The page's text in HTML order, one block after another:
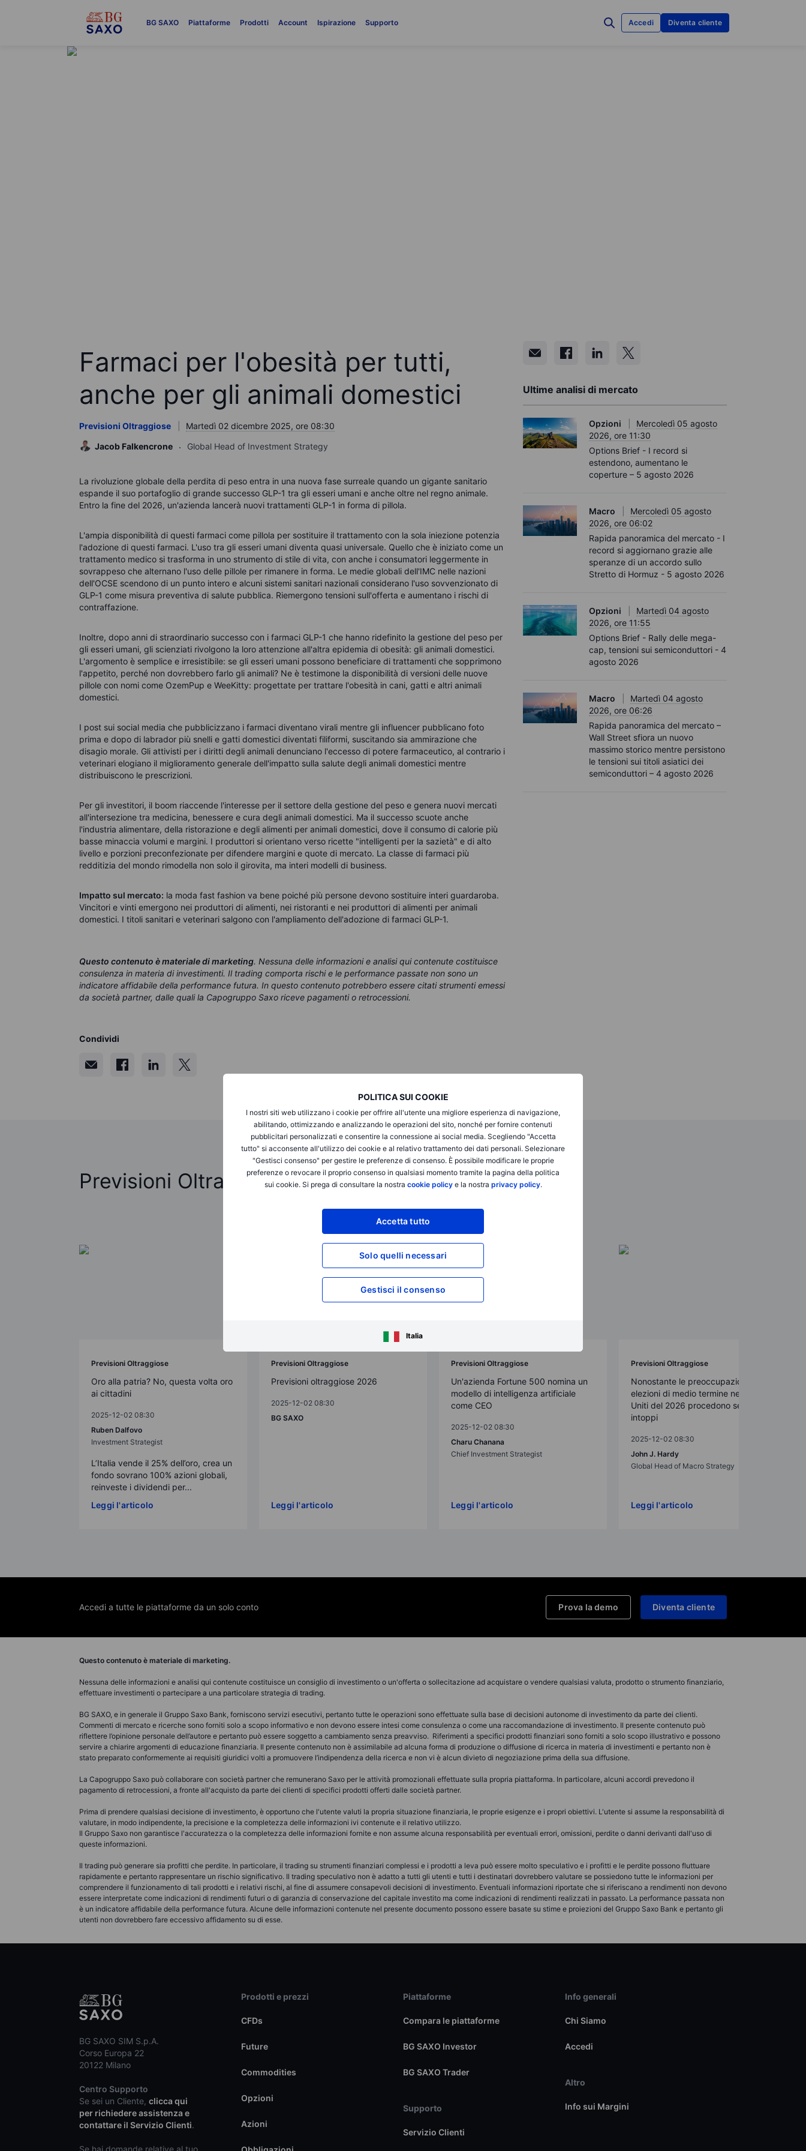
BG SAXO Piattaforme Prodotti Account Ispirazione Supporto Accedi Diventa cliente
POLITICA SUI COOKIE
I nostri siti web utilizzano i cookie per offrire all'utente una migliore esperienza di navigazione,
abilitando, ottimizzando e analizzando le operazioni del sito, nonché per fornire contenuti
pubblicitari personalizzati e consentire la connessione ai social media. Scegliendo "Accetta
tutto" si acconsente all'utilizzo dei cookie e al relativo trattamento dei dati personali. Selezionare
"Gestisci consenso" per gestire le preferenze di consenso. È possibile modificare le proprie
preferenze o revocare il proprio consenso in qualsiasi momento tramite la pagina della politica
sui cookie. Si prega di consultare la nostra cookie policye la nostra privacy policy.
Accetta tutto
Solo quelli necessari
Gestisci il consenso
Italia
Farmaci per l'obesità per tutti,
anche per gli animali domestici
Previsioni Oltraggiose
Martedì 02 dicembre 2025, ore 08:30
Jacob Falkencrone
Global Head of Investment Strategy
La rivoluzione globale della perdita di peso entra in una nuova fase surreale quando un gigante sanitario
espande il suo portafoglio di grande successo GLP-1 tra gli esseri umani e anche oltre nel regno animale.
Entro la fine del 2026, un'azienda lancerà nuovi trattamenti GLP-1 in forma di pillola.
L'ampia disponibilità di questi farmaci come pillola per sostituire il trattamento con la sola iniezione potenzia
l'adozione di questi farmaci. L'uso tra gli esseri umani diventa quasi universale. Quello che è iniziato come un
trattamento medico si trasforma in uno strumento di stile di vita, con anche i consumatori leggermente in
sovrappeso che alternano l'uso delle pillole per rimanere in forma. Le medie globali dell'IMC nelle nazioni
dell'OCSE scendono di un punto intero e alcuni sistemi sanitari nazionali considerano l'uso sovvenzionato di
GLP-1 come misura preventiva di salute pubblica. Riemergono tensioni sull'offerta e aumentano i rischi di
contraffazione.
Inoltre, dopo anni di straordinario successo con i farmaci GLP-1 che hanno ridefinito la gestione del peso per
gli esseri umani, gli scienziati rivolgono la loro attenzione all'altra epidemia di obesità: gli animali domestici.
L'argomento è semplice e irresistibile: se gli esseri umani possono beneficiare di trattamenti che sopprimono
l'appetito, perché non dovrebbero farlo gli animali? Ne è testimone la disponibilità di versioni delle nuove
pillole con nomi come OzemPup e WeeKitty: progettate per trattare l'obesità in cani, gatti e altri animali
domestici.
I post sui social media che pubblicizzano i farmaci diventano virali mentre gli influencer pubblicano foto
prima e dopo di labrador più snelli e gatti domestici diventati filiformi, suscitando sia ammirazione che
disagio morale. Gli attivisti per i diritti degli animali denunciano l'eccesso di potere farmaceutico, al contrario i
veterinari elogiano il miglioramento generale dell'impatto sulla salute degli animali domestici mentre
distribuiscono le prescrizioni.
Per gli investitori, il boom riaccende l'interesse per il settore della gestione del peso e genera nuovi mercati
all'intersezione tra medicina, benessere e cura degli animali domestici. Ma il successo scuote anche
l'industria alimentare, della ristorazione e degli alimenti per animali domestici, dove il consumo di calorie più
basse minaccia volumi e margini. I produttori si orientano verso ricette "intelligenti per la sazietà" e di alto
livello e porzioni preconfezionate per difendere margini e quote di mercato. La classe di farmaci più
redditizia del mondo rimodella non solo il girovita, ma interi modelli di business.
Impatto sul mercato: la moda fast fashion va bene poiché più persone devono sostituire interi guardaroba.
Vincitori e vinti emergono nei produttori di alimenti, nei ristoranti e nei produttori di alimenti per animali
domestici. I titoli sanitari e veterinari salgono con l'ampliamento dell'adozione di farmaci GLP-1.
Questo contenuto è materiale di marketing. Nessuna delle informazioni e analisi qui contenute costituisce
consulenza in materia di investimenti. Il trading comporta rischi e le performance passate non sono un
indicatore affidabile della performance futura. In questo contenuto potrebbero essere citati strumenti emessi
da società partner, dalle quali la Capogruppo Saxo riceve pagamenti o retrocessioni.
Condividi
Ultime analisi di mercato
Opzioni
Mercoledì 05 agosto
2026, ore 11:30
Options Brief - I record si
estendono, aumentano le
coperture – 5 agosto 2026
Macro
Mercoledì 05 agosto
2026, ore 06:02
Rapida panoramica del mercato - I
record si aggiornano grazie alle
speranze di un accordo sullo
Stretto di Hormuz - 5 agosto 2026
Opzioni
Martedì 04 agosto
2026, ore 11:55
Options Brief - Rally delle mega-
cap, tensioni sui semiconduttori - 4
agosto 2026
Macro
Martedì 04 agosto
2026, ore 06:26
Rapida panoramica del mercato –
Wall Street sfiora un nuovo
massimo storico mentre persistono
le tensioni sui titoli asiatici dei
semiconduttori – 4 agosto 2026
Previsioni Oltraggiose 2026
Previsioni Oltraggiose
Oro alla patria? No, questa volta oro
ai cittadini
2025-12-02 08:30
Ruben Dalfovo
Investment Strategist
L’Italia vende il 25% dell’oro, crea un
fondo sovrano 100% azioni globali,
reinveste i dividendi per...
Leggi l'articolo
Previsioni Oltraggiose
Previsioni oltraggiose 2026
2025-12-02 08:30
BG SAXO
Leggi l'articolo
Previsioni Oltraggiose
Un'azienda Fortune 500 nomina un
modello di intelligenza artificiale
come CEO
2025-12-02 08:30
Charu Chanana
Chief Investment Strategist
Leggi l'articolo
Previsioni Oltraggiose
Nonostante le preoccupazioni, le
elezioni di medio termine negli Stati
Uniti del 2026 procedono senza
intoppi
2025-12-02 08:30
John J. Hardy
Global Head of Macro Strategy
Leggi l'articolo
Accedi a tutte le piattaforme da un solo conto Prova la demo Diventa cliente
Questo contenuto è materiale di marketing.
Nessuna delle informazioni e analisi qui contenute costituisce un consiglio di investimento o un'offerta o sollecitazione ad acquistare o vendere qualsiasi valuta, prodotto o strumento finanziario,
effettuare investimenti o partecipare a una particolare strategia di trading.
BG SAXO, e in generale il Gruppo Saxo Bank, forniscono servizi esecutivi, pertanto tutte le operazioni sono effettuate sulla base di decisioni autonome di investimento da parte dei clienti.
Commenti di mercato e ricerche sono forniti solo a scopo informativo e non devono essere intesi come consulenza o come una raccomandazione di investimento. Il presente contenuto può
riflettere l’opinione personale dell’autore e pertanto può essere soggetto a cambiamento senza preavviso. Riferimenti a specifici prodotti finanziari sono forniti a solo scopo illustrativo e possono
servire a chiarire argomenti di educazione finanziaria. Il presente contenuto non è assimilabile ad alcuna forma di produzione o diffusione di ricerca in materia di investimenti e pertanto non è
stato preparato conformemente ai requisiti giuridici volti a promuovere l’indipendenza della ricerca e non vi è alcun divieto di negoziazione prima della sua diffusione.
La Capogruppo Saxo può collaborare con società partner che remunerano Saxo per le attività promozionali effettuate sulla propria piattaforma. In particolare, alcuni accordi prevedono il
pagamento di retrocessioni, a fronte all'acquisto da parte dei clienti di specifici prodotti offerti dalle società partner.
Prima di prendere qualsiasi decisione di investimento, è opportuno che l'utente valuti la propria situazione finanziaria, le proprie esigenze e i propri obiettivi. L'utente si assume la responsabilità di
valutare, in modo indipendente, la precisione e la completezza delle informazioni ivi contenute e il relativo utilizzo.
Il Gruppo Saxo non garantisce l'accuratezza o la completezza delle informazioni fornite e non assume alcuna responsabilità per eventuali errori, omissioni, perdite o danni derivanti dall'uso di
queste informazioni.
Il trading può generare sia profitti che perdite. In particolare, il trading su strumenti finanziari complessi e i prodotti a leva può essere molto speculativo e i profitti e le perdite possono fluttuare
rapidamente e pertanto rappresentare un rischio significativo. Il trading speculativo non è adatto a tutti gli utenti e tutti i destinatari dovrebbero valutare se possiedono tutte le informazioni per
comprendere il funzionamento di tali prodotti e i relativi rischi, al fine di assumere consapevoli decisioni di investimento. Eventuali informazioni riportate che si riferiscano a rendimenti non devono
essere interpretate come indicazioni di rendimenti futuri o di garanzia di conservazione del capitale investito ma come indicazioni di rendimenti realizzati in passato. La performance passata non
è un indicatore affidabile della performance futura. Alcune delle informazioni contenute nel presente documento possono essere basate su stime e proiezioni del Gruppo Saxo Bank e pertanto gli
utenti non dovrebbero fare eccessivo affidamento su di esse.
BG SAXO SIM S.p.A.
Corso Europa 22
20122 Milano
Centro Supporto
Se sei un Cliente, clicca qui
per richiedere assistenza e
contattare il Servizio Clienti.
Se hai domande relative al tuo
Prodotti e prezzi
CFDs
Future
Commodities
Opzioni
Azioni
Piattaforme
Compara le piattaforme
BG SAXO Investor
BG SAXO Trader
Supporto
Servizio Clienti
Info generali
Chi Siamo
Accedi
Altro
Info sui Margini